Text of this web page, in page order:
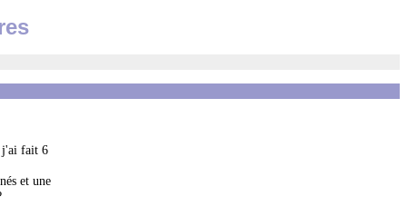
j'ai fait 6
et une